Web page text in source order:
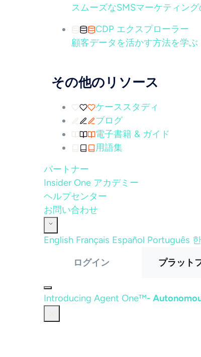
スムーズなSMSマーケティン
CDP エクスプローラー
顧客データを活かす方法を学ぶ
その他のリソース
ケーススタディ
ブログ
電子書籍 & ガイド
用語集
パートナー
Insider One アカデミー
ヘルプセンター
お問い合わせ
English Français Español Português
ログイン プラット
Introducing Agent One™-